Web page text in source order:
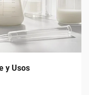
y Usos